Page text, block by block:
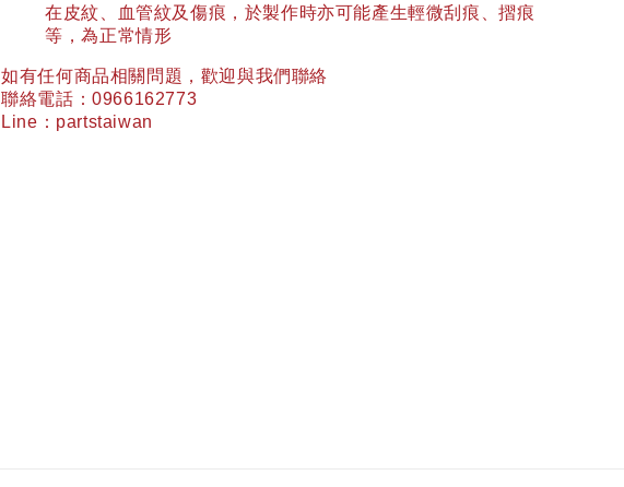
在皮紋、血管紋及傷痕，於製作時亦可能產生輕微刮痕、摺痕
等，為正常情形
如有任何商品相關問題，歡迎與我們聯絡
聯絡電話：0966162773
Line ： partstaiwan